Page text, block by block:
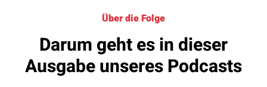
Über die Folge
Darum geht es in dieser
Ausgabe unseres Podcasts